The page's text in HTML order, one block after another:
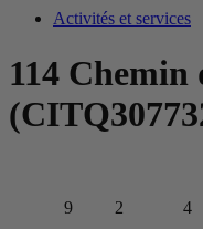
Activités et services
114 Chemin
9 2 4